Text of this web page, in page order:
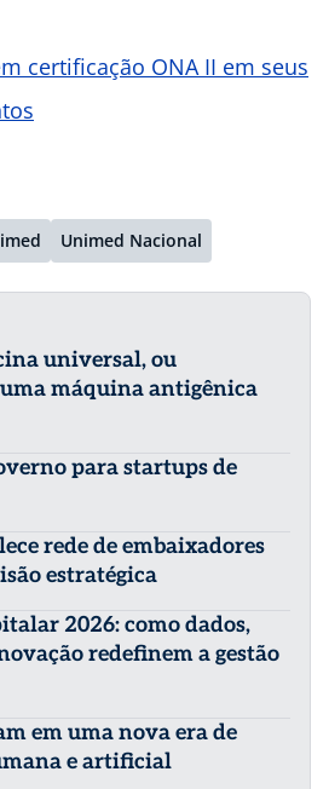
certificação ONA II em seus
Unimed Nacional
universal, ou
máquina antigênica
para startups de
rede de embaixadores
estratégica
2026: como dados,
redefinem a gestão
em uma nova era de
e artificial